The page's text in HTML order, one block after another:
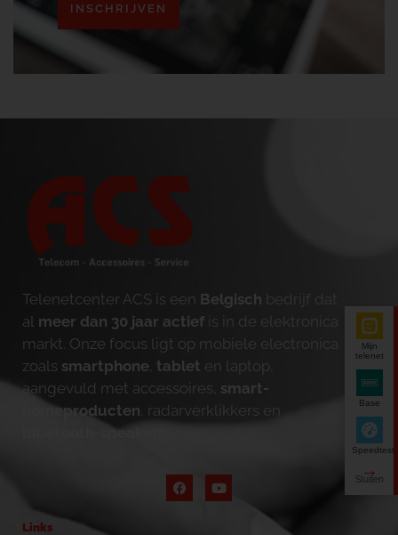
INSCHRIJVEN
Telenetcenter ACS is een Belgisch bedrijf dat
al meer dan 30 jaar actief is in de elektronica
markt. Onze focus ligt op mobiele electronica
zoals smartphone tablet en laptop,
aangevuld met accessoires, smart-
homeproducten , radarverklikkers en
bluetooth-speakers
Links
Mijn
telenet
Base
Speedtest